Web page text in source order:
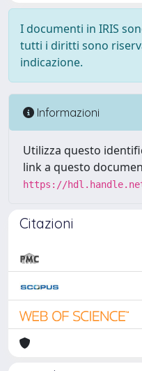
I documenti in IRIS
tutti i diritti sono
indicazione.
Informazioni
Utilizza questo
link a questo
https://
Citazioni